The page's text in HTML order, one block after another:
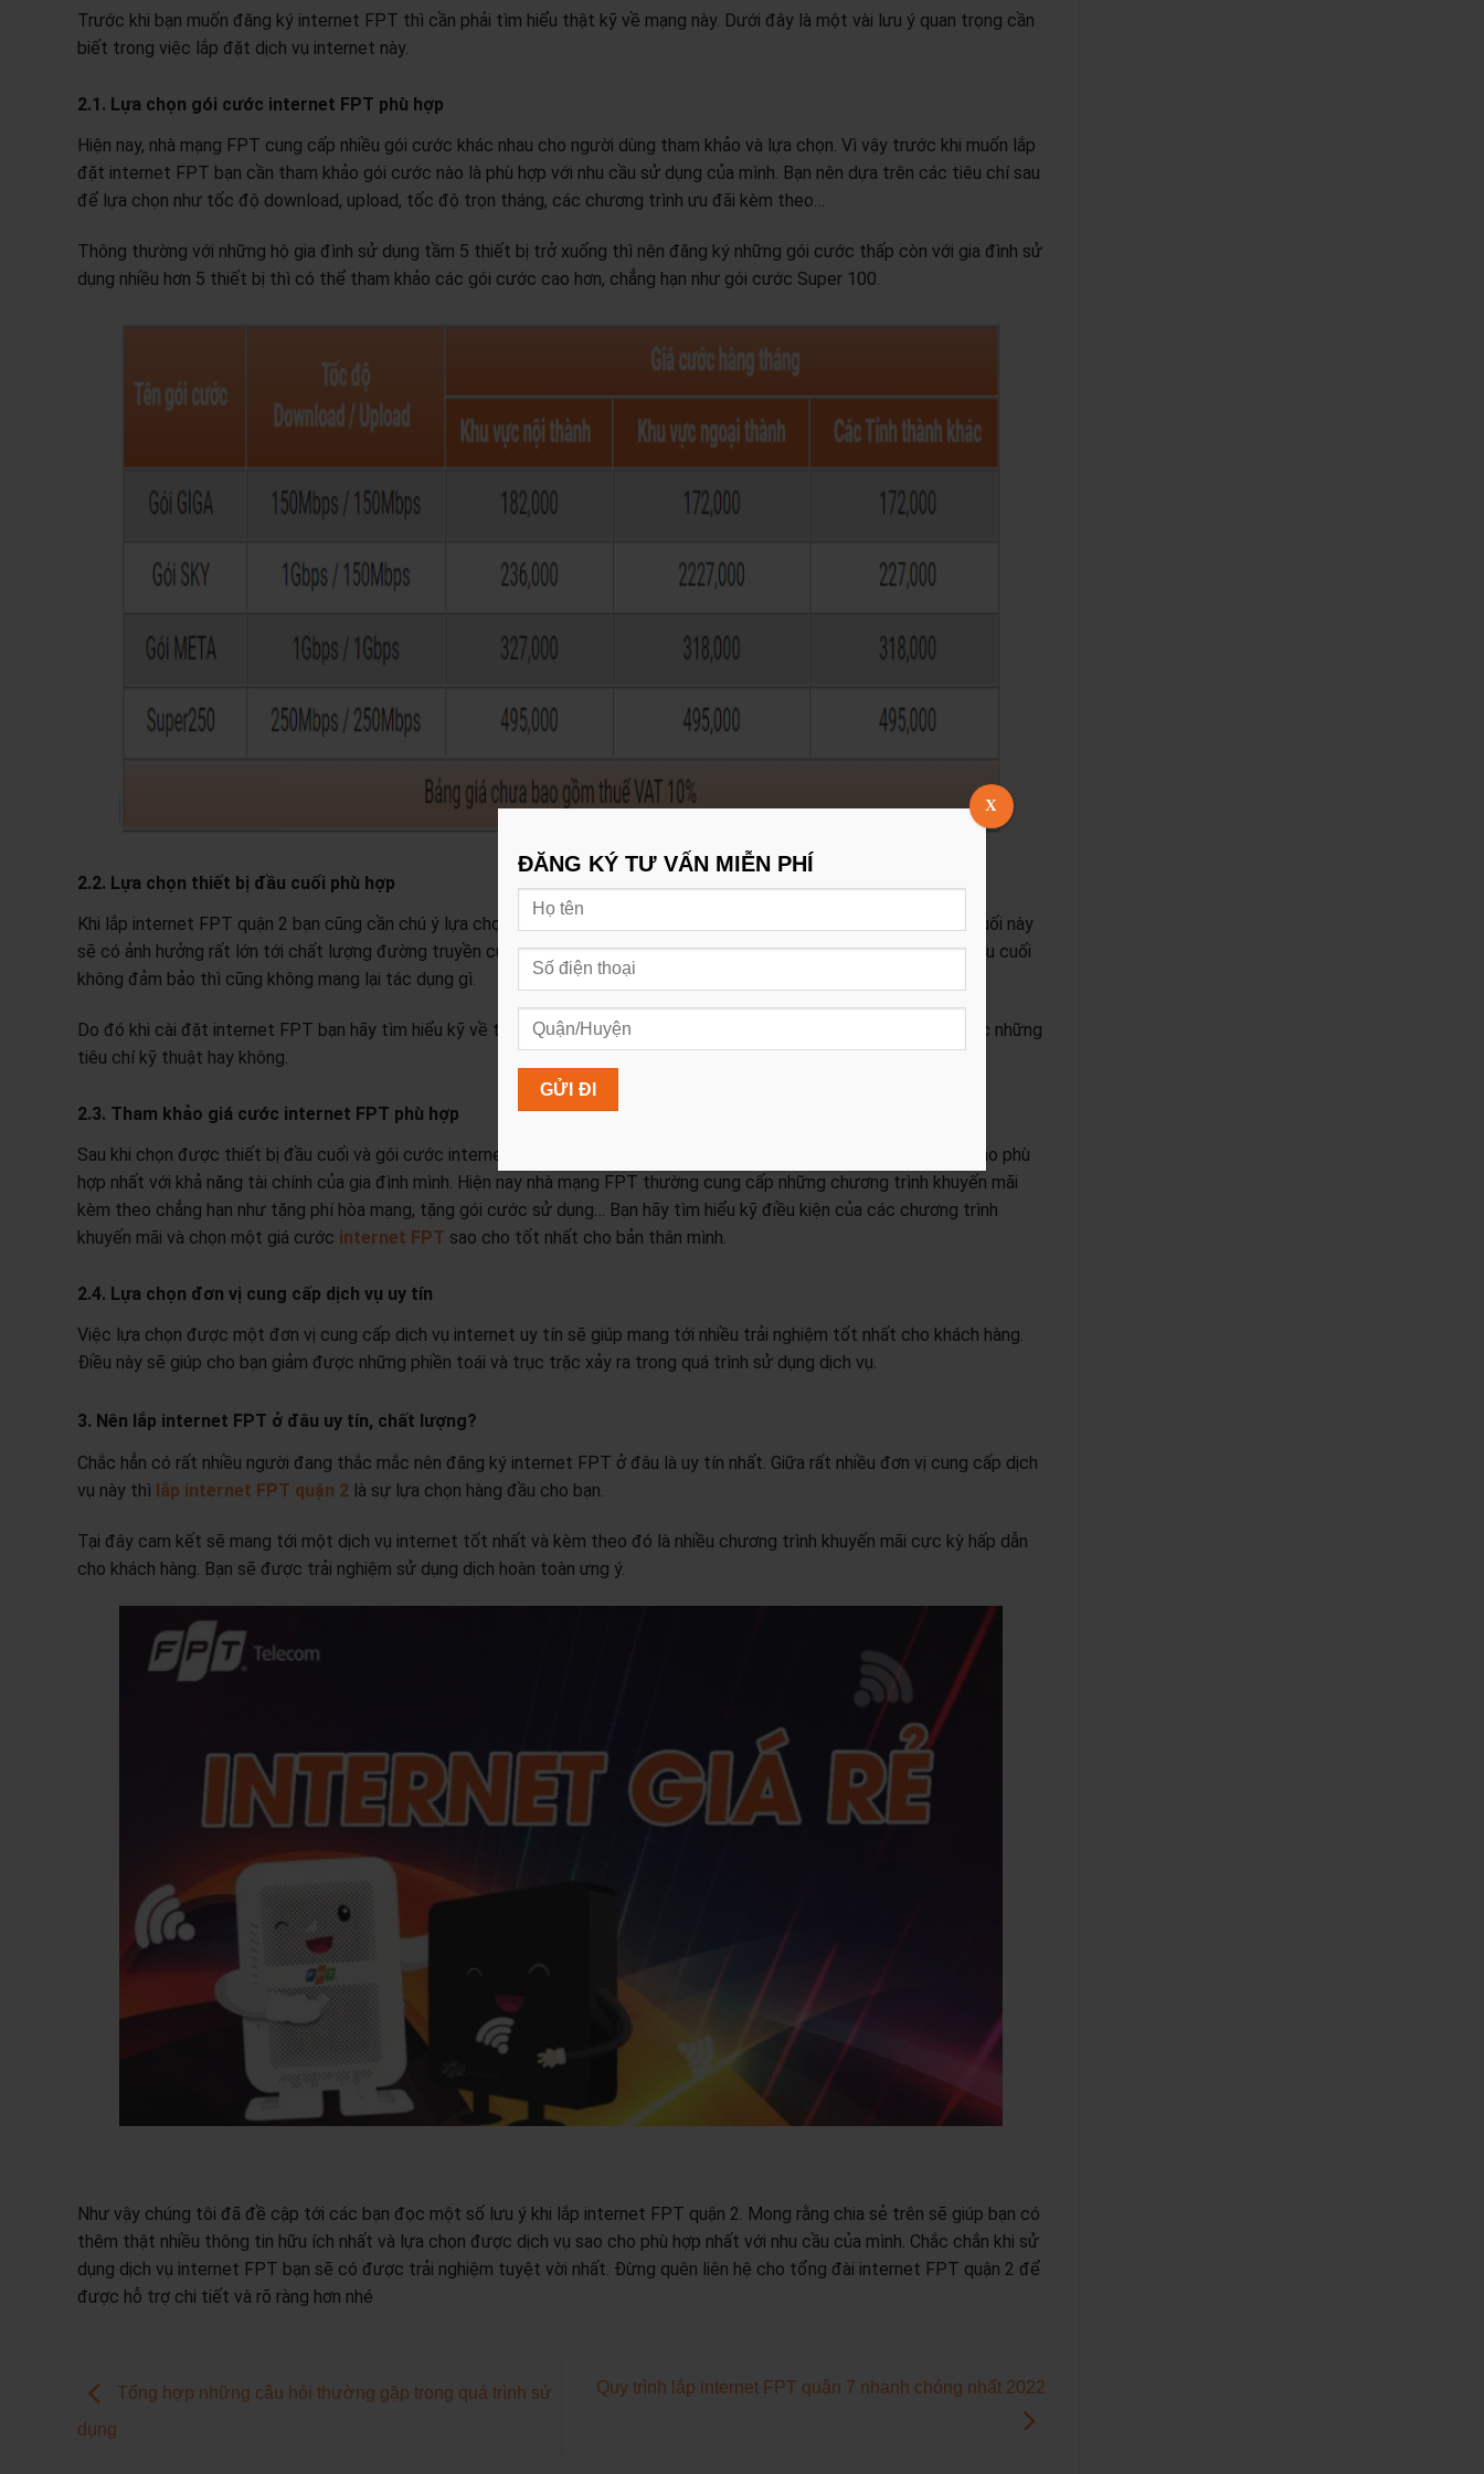
Trước khi bạn muốn đăng ký internet FPT thì cần phải tìm hiểu thật kỹ về mạng này. Dưới đây là một vài lưu ý quan trọng cần
biết trong việc lắp đặt dịch vụ internet này.
2.1. Lựa chọn gói cước internet FPT phù hợp
Hiện nay, nhà mạng FPT cung cấp nhiều gói cước khác nhau cho người dùng tham khảo và lựa chọn. Vì vậy trước khi muốn lắp
đặt internet FPT bạn cần tham khảo gói cước nào là phù hợp với nhu cầu sử dụng của mình. Bạn nên dựa trên các tiêu chí sau
để lựa chọn như tốc độ download, upload, tốc độ trọn tháng, các chương trình ưu đãi kèm theo…
Thông thường với những hộ gia đình sử dụng tầm 5 thiết bị trở xuống thì nên đăng ký những gói cước thấp còn với gia đình sử
dụng nhiều hơn 5 thiết bị thì có thể tham khảo các gói cước cao hơn, chẳng hạn như gói cước Super 100.
2.2. Lựa chọn thiết bị đầu cuối phù hợp
Khi lắp internet FPT quận 2 bạn cũng cần chú ý lựa chọn thiết bị đầu cuối sao cho phù hợp nhất. Bởi các thiết bị đầu cuối này
sẽ có ảnh hưởng rất lớn tới chất lượng đường truyền của hệ thống mạng. Nếu một đường truyền cao nhưng thiết bị đầu cuối
không đảm bảo thì cũng không mang lại tác dụng gì.
Do đó khi cài đặt internet FPT bạn hãy tìm hiểu kỹ về thiết bị đầu cuối xem sử dụng hiệu gì và chúng có đảm bảo được những
tiêu chí kỹ thuật hay không.
2.3. Tham khảo giá cước internet FPT phù hợp
Sau khi chọn được thiết bị đầu cuối và gói cước internet FPT bạn hãy tìm hiểu và lựa chọn giá cước của dịch vụ sao cho phù
hợp nhất với khả năng tài chính của gia đình mình. Hiện nay nhà mạng FPT thường cung cấp những chương trình khuyến mãi
kèm theo chẳng hạn như tặng phí hòa mạng, tặng gói cước sử dụng… Bạn hãy tìm hiểu kỹ điều kiện của các chương trình
khuyến mãi và chọn một giá cước internet FPT sao cho tốt nhất cho bản thân mình.
2.4. Lựa chọn đơn vị cung cấp dịch vụ uy tín
Việc lựa chọn được một đơn vị cung cấp dịch vụ internet uy tín sẽ giúp mang tới nhiều trải nghiệm tốt nhất cho khách hàng.
Điều này sẽ giúp cho bạn giảm được những phiền toái và trục trặc xảy ra trong quá trình sử dụng dịch vụ.
3. Nên lắp internet FPT ở đâu uy tín, chất lượng?
Chắc hẳn có rất nhiều người đang thắc mắc nên đăng ký internet FPT ở đâu là uy tín nhất. Giữa rất nhiều đơn vị cung cấp dịch
vụ này thì lắp internet FPT quận 2là sự lựa chọn hàng đầu cho bạn.
Tại đây cam kết sẽ mang tới một dịch vụ internet tốt nhất và kèm theo đó là nhiều chương trình khuyến mãi cực kỳ hấp dẫn
cho khách hàng. Bạn sẽ được trải nghiệm sử dụng dịch hoàn toàn ưng ý.
Như vậy chúng tôi đã đề cập tới các bạn đọc một số lưu ý khi lắp internet FPT quận 2. Mong rằng chia sẻ trên sẽ giúp bạn có
thêm thật nhiều thông tin hữu ích nhất và lựa chọn được dịch vụ sao cho phù hợp nhất với nhu cầu của mình. Chắc chắn khi sử
dụng dịch vụ internet FPT bạn sẽ có được trải nghiệm tuyệt vời nhất. Đừng quên liên hệ cho tổng đài internet FPT quận 2 để
được hỗ trợ chi tiết và rõ ràng hơn nhé
Tổng hợp những câu hỏi thường gặp trong quá trình sử
dụng
Quy trình lắp internet FPT quận 7 nhanh chóng nhất 2022
ĐĂNG KÝ TƯ VẤN MIỄN PHÍ
X